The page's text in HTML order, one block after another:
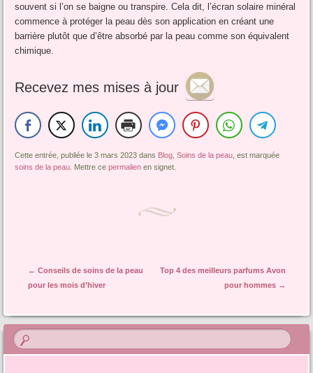
souvent si l’on se baigne ou transpire. Cela dit, l’écran solaire minéral
commence à protéger la peau dès son application en créant une
barrière plutôt que d’être absorbé par la peau comme son équivalent
chimique.
Recevez mes mises à jour
Cette entrée, publiée le 3 mars 2023 dans Blog ,Soins de la peau , est marquée
soins de la peau . Mettre cepermalien en signet.
Navigation de l'article
← Conseils de soins de la peau
pour les mois d’hiver
Top 4 des meilleurs parfums Avon
pour hommes →